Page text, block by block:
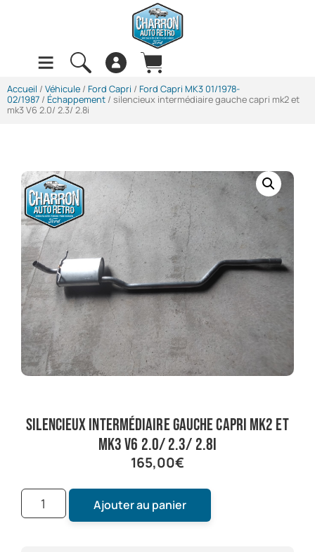
Accueil / Véhicule / Ford Capri / Ford Capri MK3 01/1978-
02/1987 / Échappement / silencieux intermédiaire gauche capri mk2 et
mk3 V6 2.0/ 2.3/ 2.8i
silencieux intermédiaire gauche capri mk2 et
mk3 V6 2.0/ 2.3/ 2.8i
165,00€
Ajouter au panier